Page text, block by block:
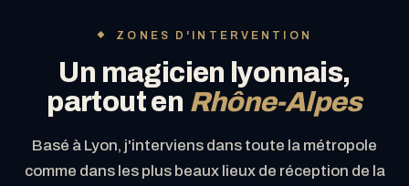
ZONES D'INTERVENTION
Un magicien lyonnais,
partout en Rhône-Alpes
Basé à Lyon, j'interviens dans toute la métropole
comme dans les plus beaux lieux de réception de la